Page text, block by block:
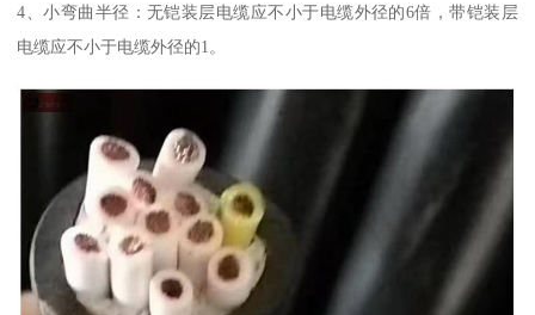
4、小弯曲半径：无铠装层电缆应不小于电缆外径的6倍，带铠装层
电缆应不小于电缆外径的1。